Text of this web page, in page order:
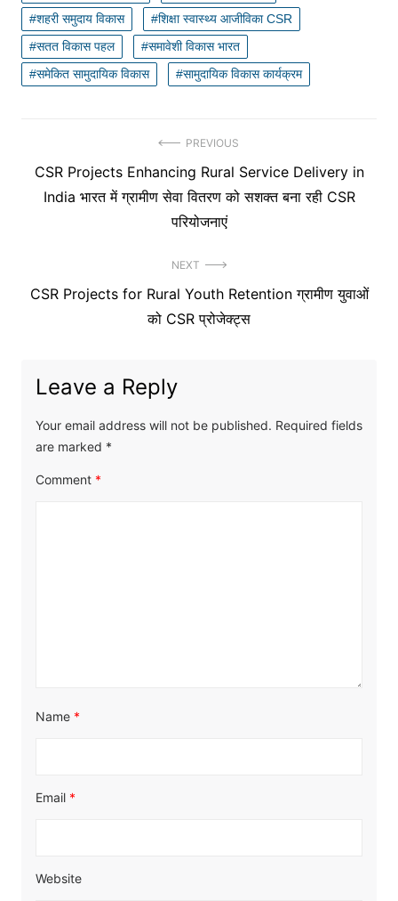
शहरी समुदाय विकास
शिक्षा स्वास्थ्य आजीविका CSR
सतत विकास पहल
समावेशी विकास भारत
समेकित सामुदायिक विकास
सामुदायिक विकास कार्यक्रम
navigation
PREVIOUS
Previous
post:
CSR Projects Enhancing Rural Service Delivery in
India भारत में ग्रामीण सेवा वितरण को सशक्त बना रही CSR
परियोजनाएं
NEXT
Next
CSR Projects for Rural Youth Retention ग्रामीण युवाओं
को CSR प्रोजेक्ट्स
Leave a Reply
Your email address will not be published. Required fields
are marked *
Comment *
Name *
Email *
Website